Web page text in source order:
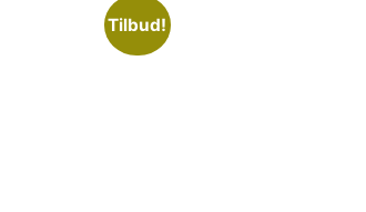
Tilbud!